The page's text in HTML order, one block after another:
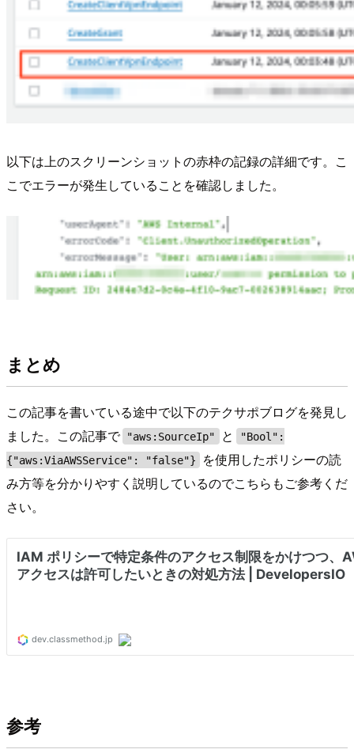
以下は上のスクリーンショットの赤枠の記録の詳細です。こ
こでエラーが発生していることを確認しました。
まとめ
この記事を書いている途中で以下のテクサポブログを発見し
ました。この記事で
"aws:SourceIp" と
"Bool":
{"aws:ViaAWSService": "false"}
を使用したポリシーの読
み方等を分かりやすく説明しているのでこちらもご参考くだ
さい。
参考